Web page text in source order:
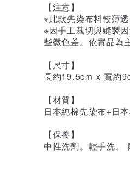
【注意】
※此款先染布料較薄
※因手工裁切與縫製
些微色差。依實品為
【尺寸】
長約19.5cm x 寬約
【材質】
日本純棉先染布+日
【保養】
中性洗劑。輕手洗。